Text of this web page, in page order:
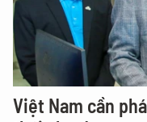
Việt Nam cần